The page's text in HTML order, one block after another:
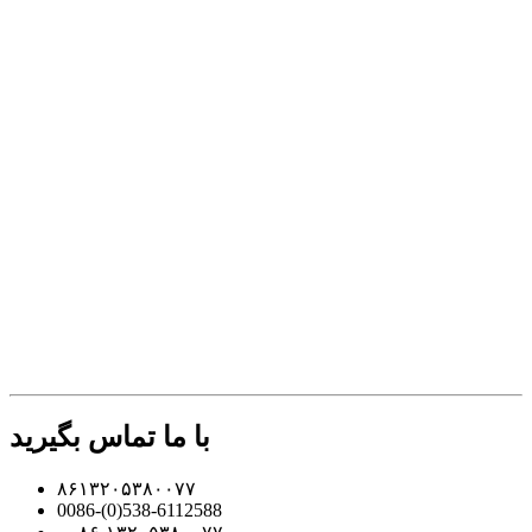
با ما تماس بگیرید
۸۶۱۳۲۰۵۳۸۰۰۷۷
0086-(0)538-6112588